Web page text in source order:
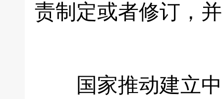
责制定或者修订，
国家推动建立中